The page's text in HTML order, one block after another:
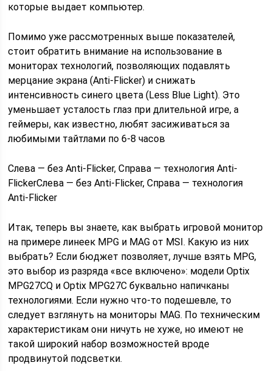
которые выдает компьютер.
Помимо уже рассмотренных выше показателей,
стоит обратить внимание на использование в
мониторах технологий, позволяющих подавлять
мерцание экрана (Anti-Flicker) и снижать
интенсивность синего цвета (Less Blue Light). Это
уменьшает усталость глаз при длительной игре, а
геймеры, как известно, любят засиживаться за
любимыми тайтлами по 6-8 часов
Слева — без Anti-Flicker, Справа — технология Anti-
FlickerСлева — без Anti-Flicker, Справа — технология
Anti-Flicker
Итак, теперь вы знаете, как выбрать игровой монитор
на примере линеек MPG и MAG от MSI. Какую из них
выбрать? Если бюджет позволяет, лучше взять MPG,
это выбор из разряда «все включено»: модели Optix
MPG27CQ и Optix MPG27C буквально напичканы
технологиями. Если нужно что-то подешевле, то
следует взглянуть на мониторы MAG. По техническим
характеристикам они ничуть не хуже, но имеют не
такой широкий набор возможностей вроде
продвинутой подсветки.